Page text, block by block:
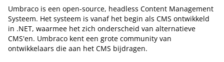
Umbraco is een open-source, headless Content Management
Systeem. Het systeem is vanaf het begin als CMS ontwikkeld
in .NET, waarmee het zich onderscheid van alternatieve
CMS'en. Umbraco kent een grote community van
ontwikkelaars die aan het CMS bijdragen.